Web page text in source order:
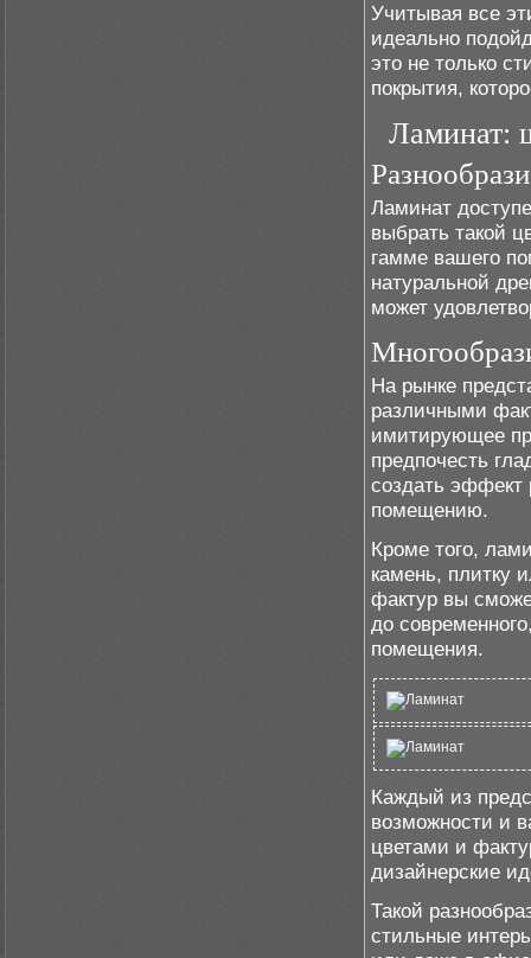
Учитывая все
идеально
это не только
покрытия,
Ламинат:
Ламинат
выбрать такой
гамме вашего
натуральной
может
На рынке
различными
имитирующее
предпочесть
создать
помещению.
Кроме того,
камень, плитку
фактур вы
до
помещения.
Каждый из
возможности и
цветами и
дизайнерские
Такой
стильные